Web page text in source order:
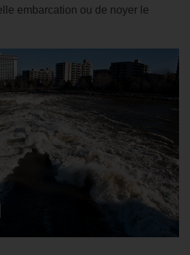
embarcation ou de noyer le